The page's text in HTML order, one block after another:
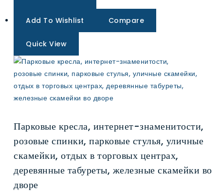
Add To Wishlist Compare
Quick View
Парковые кресла, интернет-знаменитости,
розовые спинки, парковые стулья, уличные
скамейки, отдых в торговых центрах,
деревянные табуреты, железные скамейки во
дворе